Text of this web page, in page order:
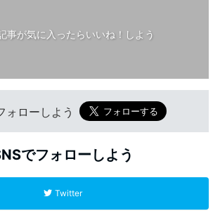
事が気に入ったらいいね！しよう
ローしよう
でフォローしよう
Twitter